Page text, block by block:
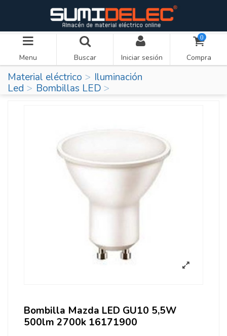
Menu Buscar Iniciar sesión
0
Compra
Material eléctrico
Iluminación
Led
Bombillas LED
Bombilla Mazda LED GU10 5,5W
500lm 2700k 16171900